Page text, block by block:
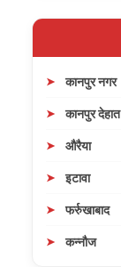
कानपुर नगर
कानपुर देहात
औरैया
इटावा
फर्रुखाबाद
कन्नौज